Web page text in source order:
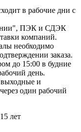
в рабочие дни с
ПЭК и СДЭК
компаний.
необходимо
заказа.
до 15:00 в будние
день.
выходные и
один рабочий
лет